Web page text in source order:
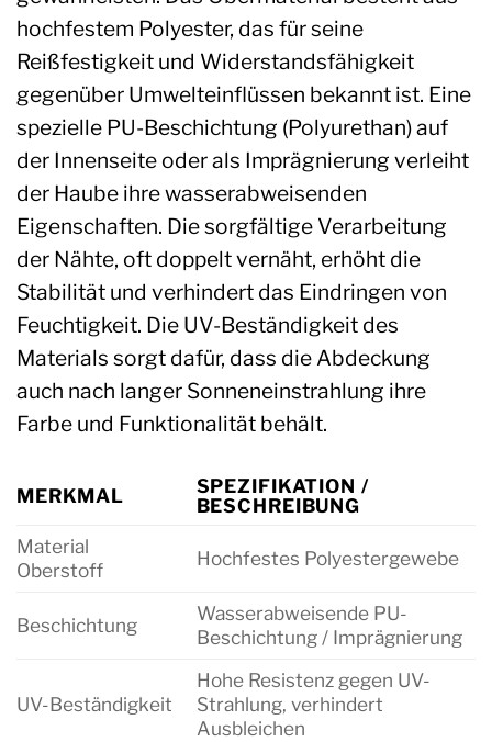
hochfestem Polyester, das für seine
Reißfestigkeit und Widerstandsfähigkeit
gegenüber Umwelteinflüssen bekannt ist. Eine
spezielle PU-Beschichtung (Polyurethan) auf
der Innenseite oder als Imprägnierung verleiht
der Haube ihre wasserabweisenden
Eigenschaften. Die sorgfältige Verarbeitung
der Nähte, oft doppelt vernäht, erhöht die
Stabilität und verhindert das Eindringen von
Feuchtigkeit. Die UV-Beständigkeit des
Materials sorgt dafür, dass die Abdeckung
auch nach langer Sonneneinstrahlung ihre
Farbe und Funktionalität behält.
MERKMAL
SPEZIFIKATION /
BESCHREIBUNG
Material
Oberstoff
Hochfestes Polyestergewebe
Beschichtung
Wasserabweisende PU-
Beschichtung / Imprägnierung
UV-Beständigkeit
Hohe Resistenz gegen UV-
Strahlung, verhindert
Ausbleichen